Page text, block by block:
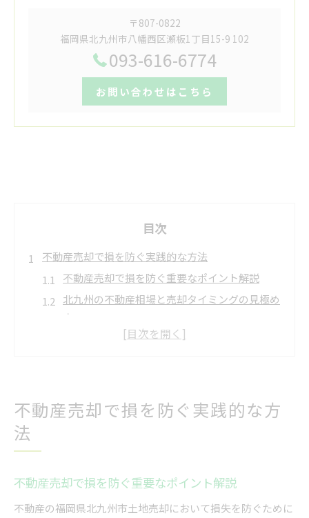
〒807-0822
福岡県北九州市八幡西区瀬板1丁目15-9 102
093-616-6774
お問い合わせはこちら
目次
不動産売却で損を防ぐ実践的な方法
不動産売却で損を防ぐ重要なポイント解説
北九州の不動産相場と売却タイミングの見極め
方
不動産屋が嫌がる三大タブーと注意点まとめ
土地売却時の費用内訳を徹底解説
解体費や測量費を含めた総支出の把握方法
不動産の売却で想定外の出費を防ぐコツ
不動産売却で損を防ぐ実践的な方
法
不動産売却で損を防ぐ重要なポイント解説
不動産の福岡県北九州市土地売却において損失を防ぐために